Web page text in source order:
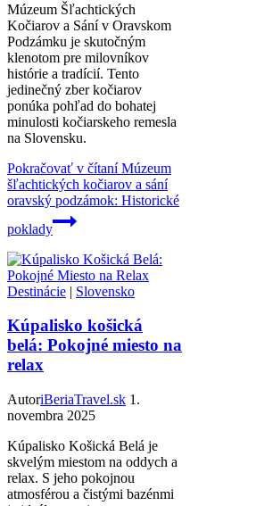
Múzeum Šľachtických
Kočiarov a Sání v Oravskom
Podzámku je skutočným
klenotom pre milovníkov
histórie a tradícií. Tento
jedinečný zber kočiarov
ponúka pohľad do bohatej
minulosti kočiarskeho remesla
na Slovensku.
Pokračovať v čítaníMúzeum
šľachtických kočiarov a sání
oravský podzámok: Historické
poklady
Destinácie | Slovensko
Kúpalisko košická
belá: Pokojné miesto na
relax
AutoriBeriaTravel.sk 1.
novembra 2025
Kúpalisko Košická Belá je
skvelým miestom na oddych a
relax. S jeho pokojnou
atmosférou a čistými bazénmi